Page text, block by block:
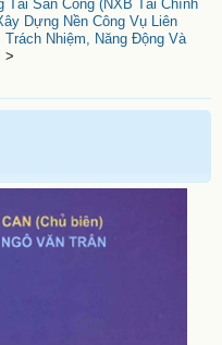
Tài Sản Công (NXB Tài Chính
Dựng Nền Công Vụ Liên
Nhiệm, Năng Động Và
>